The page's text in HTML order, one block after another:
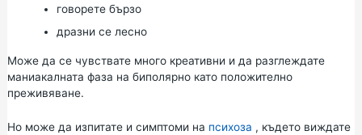
говорете бързо
дразни се лесно
Може да се чувствате много креативни и да разглеждате
маниакалната фаза на биполярно като положително
преживяване.
Но може да изпитате и симптоми на психоза , където виждате